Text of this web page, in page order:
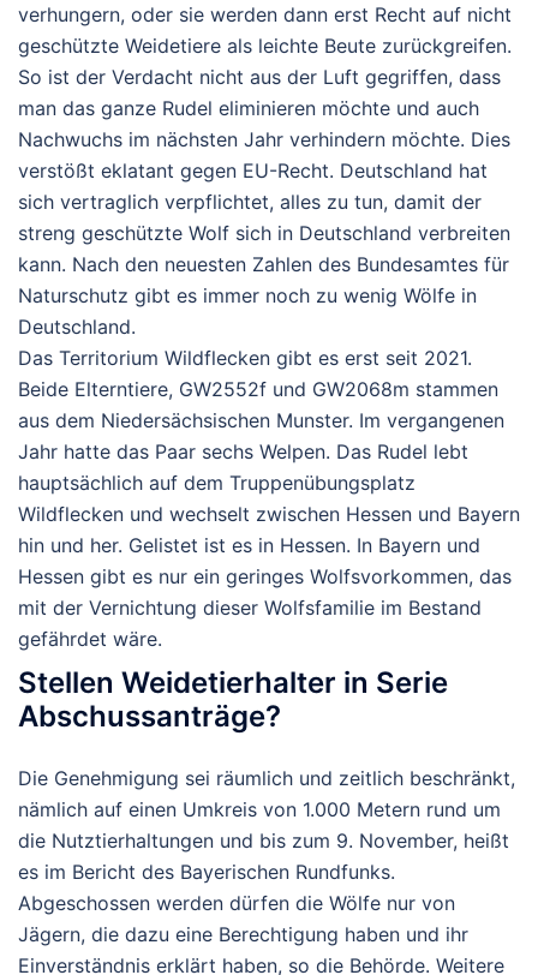
verhungern, oder sie werden dann erst Recht auf nicht
geschützte Weidetiere als leichte Beute zurückgreifen.
So ist der Verdacht nicht aus der Luft gegriffen, dass
man das ganze Rudel eliminieren möchte und auch
Nachwuchs im nächsten Jahr verhindern möchte. Dies
verstößt eklatant gegen EU-Recht. Deutschland hat
sich vertraglich verpflichtet, alles zu tun, damit der
streng geschützte Wolf sich in Deutschland verbreiten
kann. Nach den neuesten Zahlen des Bundesamtes für
Naturschutz gibt es immer noch zu wenig Wölfe in
Deutschland.
Das Territorium Wildflecken gibt es erst seit 2021.
Beide Elterntiere, GW2552f und GW2068m stammen
aus dem Niedersächsischen Munster. Im vergangenen
Jahr hatte das Paar sechs Welpen. Das Rudel lebt
hauptsächlich auf dem Truppenübungsplatz
Wildflecken und wechselt zwischen Hessen und Bayern
hin und her. Gelistet ist es in Hessen. In Bayern und
Hessen gibt es nur ein geringes Wolfsvorkommen, das
mit der Vernichtung dieser Wolfsfamilie im Bestand
gefährdet wäre.
Stellen Weidetierhalter in Serie
Abschussanträge?
Die Genehmigung sei räumlich und zeitlich beschränkt,
nämlich auf einen Umkreis von 1.000 Metern rund um
die Nutztierhaltungen und bis zum 9. November, heißt
es im Bericht des Bayerischen Rundfunks.
Abgeschossen werden dürfen die Wölfe nur von
Jägern, die dazu eine Berechtigung haben und ihr
Einverständnis erklärt haben, so die Behörde. Weitere